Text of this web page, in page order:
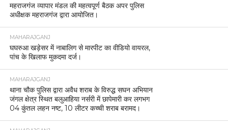
महराजगंज व्यापार मंडल की महत्वपूर्ण बैठक अपर पुलिस
अधीक्षक महराजगंज द्वारा आयोजित।
MAHARAJGANJ
घघरुआ खड़ेसर में नाबालिग से मारपीट का वीडियो वायरल,
पांच के खिलाफ मुकदमा दर्ज।
MAHARAJGANJ
थाना चौक पुलिस द्वारा अवैध शराब के विरुद्ध सघन अभियान
जंगल क्षेत्र स्थित बलुआहिया नर्सरी में छापेमारी कर लगभग
04 कुंतल लहन नष्ट, 10 लीटर कच्ची शराब बरामद।